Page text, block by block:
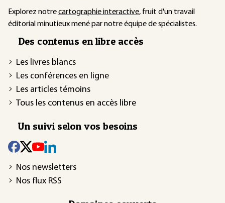
Explorez notrecartographie interactive, fruit d'un travail
éditorial minutieux mené par notre équipe de spécialistes.
Des contenus en libre accès
Les livres blancs
Les conférences en ligne
Les articles témoins
Tous les contenus en accès libre
Un suivi selon vos besoins
Nos newsletters
Nos flux RSS